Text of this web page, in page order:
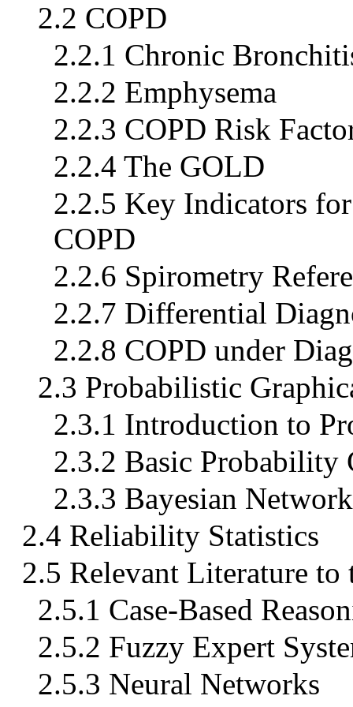
2.2 COPD
2.2.1 Chronic
2.2.2 Emphysema
2.2.3 COPD Risk
2.2.4 The GOLD
2.2.5 Key Indicators
COPD
2.2.6 Spirometry
2.2.7 Differential
2.2.8 COPD under
2.3 Probabilistic
2.3.1 Introduction to
2.3.2 Basic Probability
2.3.3 Bayesian
2.4 Reliability Statistics
2.5 Relevant Literature to
2.5.1 Case-Based
2.5.2 Fuzzy Expert
2.5.3 Neural Networks